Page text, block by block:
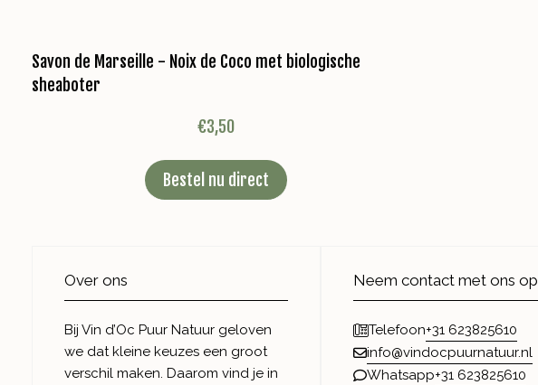
Savon de Marseille - Noix de Coco met biologische
sheaboter
€3,50
Bestel nu direct
Over ons
Bij Vin d’Oc Puur Natuur geloven
we dat kleine keuzes een groot
verschil maken. Daarom vind je in
Neem contact met ons op
Telefoon+31 623825610
info@vindocpuurnatuur.nl
Whatsapp+31 623825610